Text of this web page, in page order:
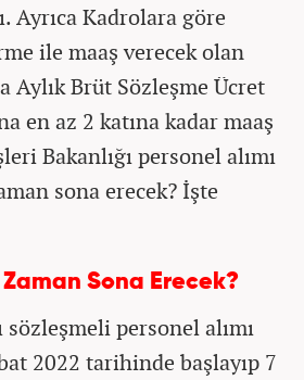
Ayrıca Kadrolara göre
ile maaş verecek olan
Aylık Brüt Sözleşme Ücret
en az 2 katına kadar maaş
Bakanlığı personel alımı
sona erecek? İşte
Sona Erecek?
sözleşmeli personel alımı
2022 tarihinde başlayıp 7